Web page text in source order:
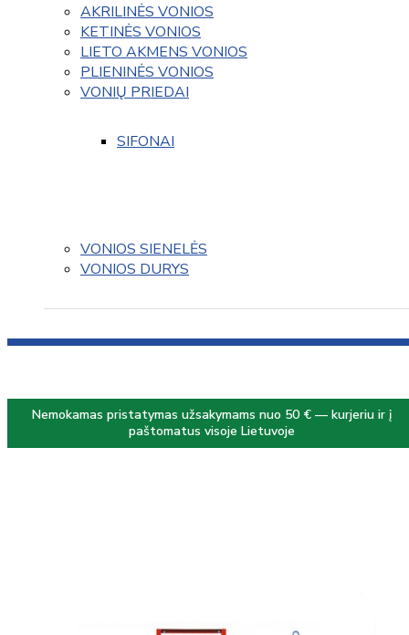
AKRILINĖS VONIOS
KETINĖS VONIOS
LIETO AKMENS VONIOS
PLIENINĖS VONIOS
VONIŲ PRIEDAI
SIFONAI
VONIOS SIENELĖS
VONIOS DURYS
Nemokamas pristatymas užsakymams nuo 50 € — kurjeriu ir į
paštomatus visoje Lietuvoje